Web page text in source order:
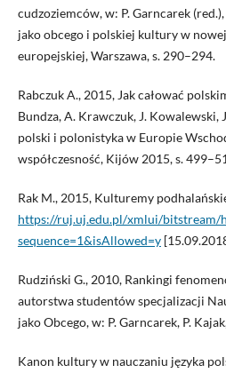
cudzoziemców, w: P. Garncarek
jako obcego i polskiej kultury w
europejskiej, Warszawa, s. 290–294.
Rabczuk A., 2015, Jak całować
Bundza, A. Krawczuk, J. Kowalewski,
polski i polonistyka w Europie
współczesność, Kijów 2015, s.
Rak M., 2015, Kulturemy
https://ruj.uj.edu.pl/xmlui/bitstream/
sequence=1&isAllowed=y
Rudziński G., 2010, Rankingi
autorstwa studentów specjalizacji
jako Obcego, w: P. Garncarek, P.
Kanon kultury w nauczaniu języka